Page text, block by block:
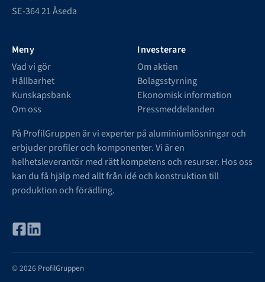
SE-364 21 Åseda
Meny
Vad vi gör
Hållbarhet
Kunskapsbank
Om oss
Investerare
Om aktien
Bolagsstyrning
Ekonomisk information
Pressmeddelanden
På ProfilGruppen är vi experter på aluminiumlösningar och
erbjuder profiler och komponenter. Vi är en
helhetsleverantör med rätt kompetens och resurser. Hos oss
kan du få hjälp med allt från idé och konstruktion till
produktion och förädling.
© 2026 ProfilGruppen